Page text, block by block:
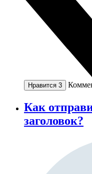
Нравится 3
Как
заголовок?